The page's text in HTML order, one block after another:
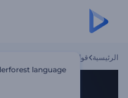
الرئيسية قوالب
language